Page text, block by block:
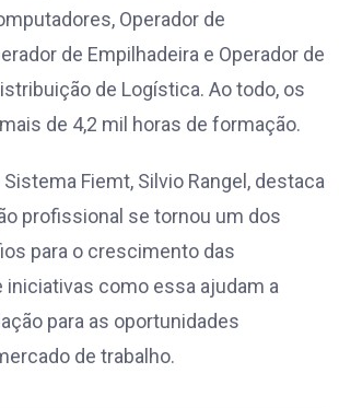
Operador de
de Empilhadeira e Operador de
de Logística. Ao todo, os
de 4,2 mil horas de formação.
Fiemt, Silvio Rangel, destaca
profissional se tornou um dos
para o crescimento das
iniciativas como essa ajudam a
para as oportunidades
de trabalho.